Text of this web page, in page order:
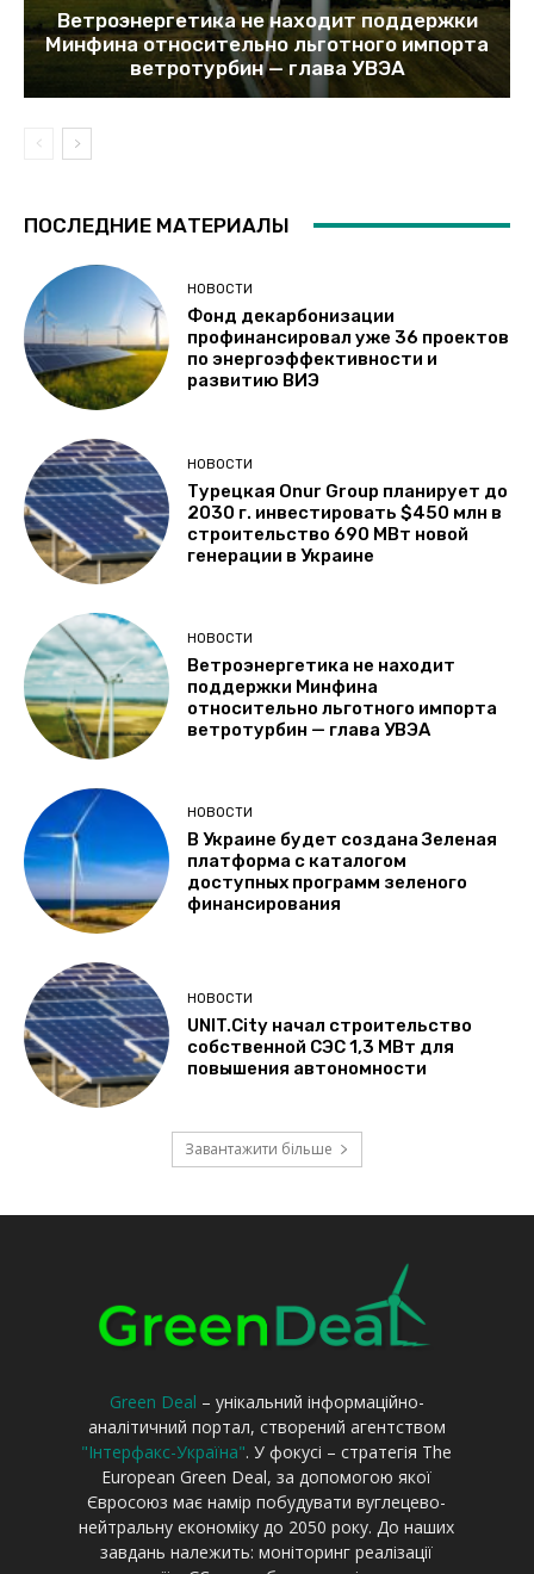
Green Deal – унікальний інформаційно-
аналітичний портал, створений агентством
"Інтерфакс-Україна". У фокусі – стратегія The
European Green Deal, за допомогою якої
Євросоюз має намір побудувати вуглецево-
нейтральну економіку до 2050 року. До наших
завдань належить: моніторинг реалізації